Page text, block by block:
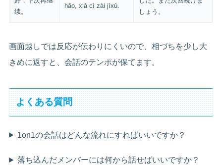
续。
hǎo, xià cì zài jìxù.
しょう。
画面越しでは反応が伝わりにくいので、相づちを少し大
きめに返すと、会話のテンポが保てます。
よくある質問
1on1の会話はどんな流れにすればいいですか？
落ち込んだメンバーには何から話せばいいですか？